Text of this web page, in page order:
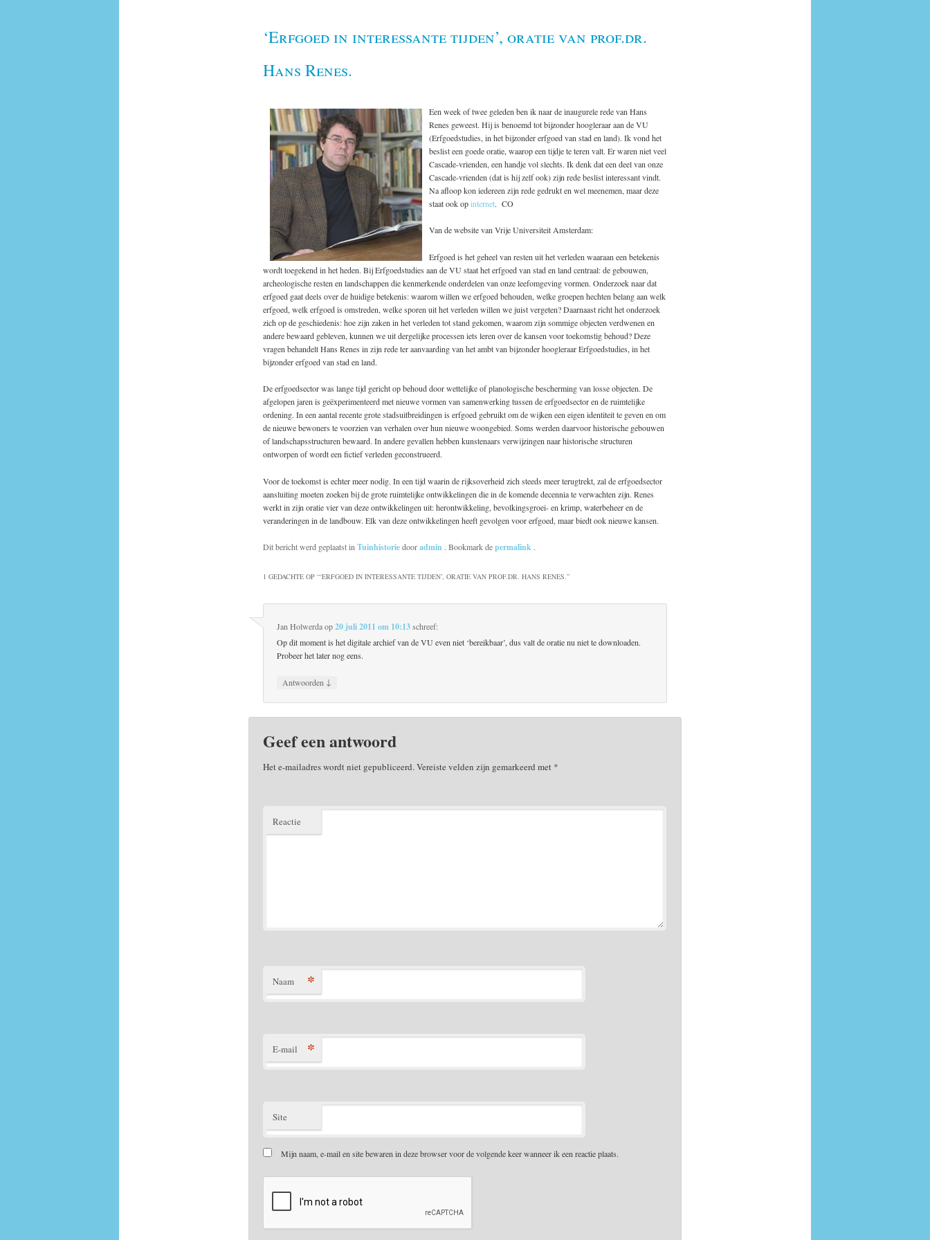
‘Erfgoed in interessante tijden’, oratie van prof.dr.
Hans Renes.
Een week of twee geleden ben ik naar de inaugurele rede van Hans
Renes geweest. Hij is benoemd tot bijzonder hoogleraar aan de VU
(Erfgoedstudies, in het bijzonder erfgoed van stad en land). Ik vond het
beslist een goede oratie, waarop een tijdje te teren valt. Er waren niet veel
Cascade-vrienden, een handje vol slechts. Ik denk dat een deel van onze
Cascade-vrienden (dat is hij zelf ook) zijn rede beslist interessant vindt.
Na afloop kon iedereen zijn rede gedrukt en wel meenemen, maar deze
staat ook opinternet. CO
Van de website van Vrije Universiteit Amsterdam:
Erfgoed is het geheel van resten uit het verleden waaraan een betekenis
wordt toegekend in het heden. Bij Erfgoedstudies aan de VU staat het erfgoed van stad en land centraal: de gebouwen,
archeologische resten en landschappen die kenmerkende onderdelen van onze leefomgeving vormen. Onderzoek naar dat
erfgoed gaat deels over de huidige betekenis: waarom willen we erfgoed behouden, welke groepen hechten belang aan welk
erfgoed, welk erfgoed is omstreden, welke sporen uit het verleden willen we juist vergeten? Daarnaast richt het onderzoek
zich op de geschiedenis: hoe zijn zaken in het verleden tot stand gekomen, waarom zijn sommige objecten verdwenen en
andere bewaard gebleven, kunnen we uit dergelijke processen iets leren over de kansen voor toekomstig behoud? Deze
vragen behandelt Hans Renes in zijn rede ter aanvaarding van het ambt van bijzonder hoogleraar Erfgoedstudies, in het
bijzonder erfgoed van stad en land.
De erfgoedsector was lange tijd gericht op behoud door wettelijke of planologische bescherming van losse objecten. De
afgelopen jaren is geëxperimenteerd met nieuwe vormen van samenwerking tussen de erfgoedsector en de ruimtelijke
ordening. In een aantal recente grote stadsuitbreidingen is erfgoed gebruikt om de wijken een eigen identiteit te geven en om
de nieuwe bewoners te voorzien van verhalen over hun nieuwe woongebied. Soms werden daarvoor historische gebouwen
of landschapsstructuren bewaard. In andere gevallen hebben kunstenaars verwijzingen naar historische structuren
ontworpen of wordt een fictief verleden geconstrueerd.
Voor de toekomst is echter meer nodig. In een tijd waarin de rijksoverheid zich steeds meer terugtrekt, zal de erfgoedsector
aansluiting moeten zoeken bij de grote ruimtelijke ontwikkelingen die in de komende decennia te verwachten zijn. Renes
werkt in zijn oratie vier van deze ontwikkelingen uit: herontwikkeling, bevolkingsgroei- en krimp, waterbeheer en de
veranderingen in de landbouw. Elk van deze ontwikkelingen heeft gevolgen voor erfgoed, maar biedt ook nieuwe kansen.
Dit bericht werd geplaatst inTuinhistoriedooradmin . Bookmark depermalink .
1 GEDACHTE OP “‘ERFGOED IN INTERESSANTE TIJDEN’, ORATIE VAN PROF.DR. HANS RENES.”
Jan Holwerdaop20 juli 2011 om 10:13 schreef:
Op dit moment is het digitale archief van de VU even niet ‘bereikbaar’, dus valt de oratie nu niet te downloaden.
Probeer het later nog eens.
Antwoorden ↓
Geef een antwoord
Het e-mailadres wordt niet gepubliceerd.Vereiste velden zijn gemarkeerd met *
Reactie
Naam *
E-mail *
Site
Mijn naam, e-mail en site bewaren in deze browser voor de volgende keer wanneer ik een reactie plaats.